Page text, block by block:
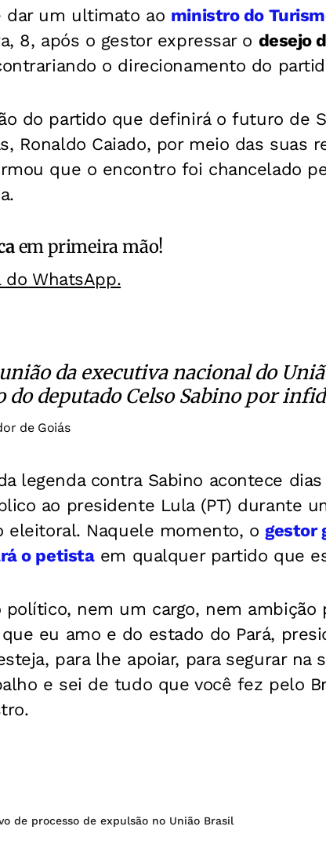
dar um ultimato ao ministro do
8, após o gestor expressar o desejo
o direcionamento do
do partido que definirá o futuro de
Ronaldo Caiado, por meio das suas
que o encontro foi chancelado
em primeira mão!
do WhatsApp.
da executiva nacional do
do deputado Celso Sabino por
de Goiás
legenda contra Sabino acontece
ao presidente Lula (PT) durante
eleitoral. Naquele momento, o gestor
o petistaem qualquer partido que
político, nem um cargo, nem ambição
eu amo e do estado do Pará,
para lhe apoiar, para segurar na
e sei de tudo que você fez pelo
de processo de expulsão no União Brasil